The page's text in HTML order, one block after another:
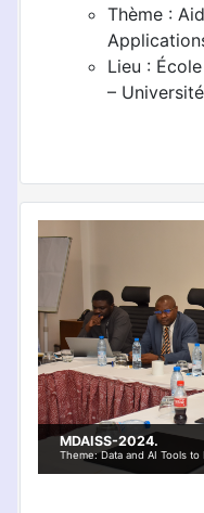
Thème :
Lieu :
–
MDAISS-2024.
Theme: Data and AI Tools